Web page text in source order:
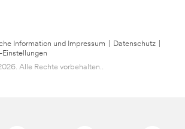
Information und Impressum Datenschutz
Alle Rechte vorbehalten..